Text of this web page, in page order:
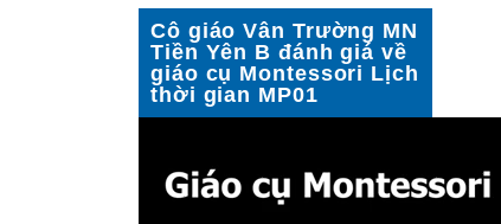
Cô giáo Vân Trường MN
Tiền Yên B đánh giá về
giáo cụ Montessori Lịch
thời gian MP01